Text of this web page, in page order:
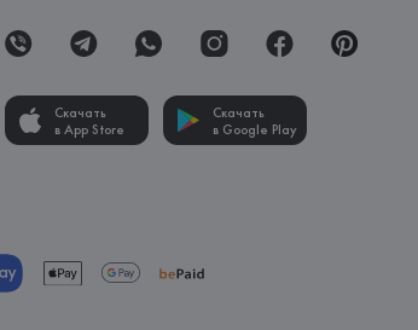
Скачать
в App Store
Скачать
в Google Play